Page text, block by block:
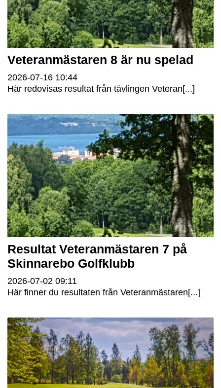
Veteranmästaren 8 är nu spelad
2026-07-16 10:44
Här redovisas resultat från tävlingen Veteran[...]
Resultat Veteranmästaren 7 på
Skinnarebo Golfklubb
2026-07-02 09:11
Här finner du resultaten från Veteranmästaren[...]